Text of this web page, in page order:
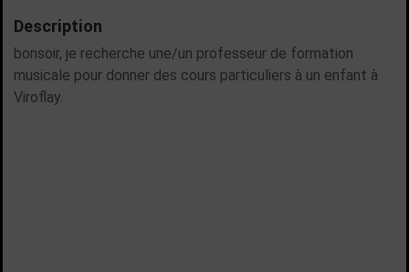
Description
bonsoir, je recherche une/un professeur de formation
musicale pour donner des cours particuliers à un enfant à
Viroflay.